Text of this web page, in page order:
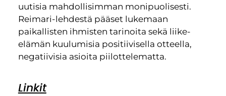
uutisia mahdollisimman monipuolisesti.
Reimari-lehdestä pääset lukemaan
paikallisten ihmisten tarinoita sekä liike-
elämän kuulumisia positiivisella otteella,
negatiivisia asioita piilottelematta.
Linkit